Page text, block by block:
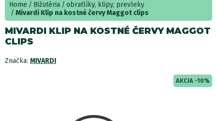
Home Bižutéria
obratlíky, klipy, prevleky
Mivardi Klip na kostné červy Maggot clips
MIVARDI KLIP NA KOSTNÉ ČERVY MAGGOT
CLIPS
Značka: MIVARDI
AKCIA -10%